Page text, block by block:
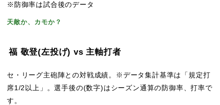
※防御率は試合後のデータ
天敵か、カモか？
福 敬登(左投げ) vs 主軸打者
セ・リーグ主砲陣との対戦成績。※データ集計基準は「規定打
席1/2以上」。選手後の(数字)はシーズン通算の防御率、打率で
す。